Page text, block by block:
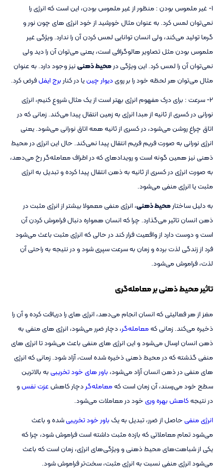
1- غیر ملموس بودن : منظور از غیر ملموس بودن، این است که انرژی را
نمی‌توان لمس کرد. به عنوان مثال خورشید از خود انرژی های چون نور و
گرما تولید می‌کند، ولی انسان توانایی لمس کردن آن را ندارد. ویژگی غیر
ملموس بودن مثل تصاویر هالوگرافی است، یعنی می‌توان آن را دید ولی
نمی‌توان آن را لمس کرد. این ویژگی درمحیط ذهنینیز وجود دارد. به عنوان
مثال می‌توان هر لحظه خود را بر رویدیوار چینیا در کناربرج ایفلفرض کرد.
2- سرعت : برای درک مفهوم انرژی بهتر است از یک مثال شروع کنیم، انرژی
نورانی در کسری از ثانیه از مبدا انرژی به زمین انتقال پیدا می‌کند. زمانی که در
اتاق چراغ روشن می‌شود، در کسری از ثانیه همه اتاق نورانی می‌شود. یعنی
انرژی نورانی به صورت فریم فریم انتقال پیدا نمی‌کند. حال این انرژی در محیط
ذهنی نیز همین گونه است و رویدادهای که در اطراف معامله‌گر رخ می‌دهد،
به صورت انرژی در کسری از ثانیه به ذهن انتقال پیدا کرده و تبدیل به انرژی
مثبت یا انرژی منفی می‌شود.
به دلیل ساختارمحیط ذهنی، انرژی منفی معمولا بیشتر از انرژی مثبت در
ذهن انسان تاثیر می‌گذارد. چرا که انسان همواره دنبال فراموش کردن آن
است و دوست دارد از واقعیت فرار کند در حالی که انرژی مثبت باعث می‌شود
فرد از زندگی لذت برده و زمان به سرعت سپری شود و در نتیجه به راحتی آن
لذت، فراموش می‌شود.
تاثیر محیط ذهنی بر معامله‌گری
مغز از هر فعالیتی که انسان انجام می‌دهد، انرژی های را دریافت کرده و آن را
ذخیره می‌کند. زمانی کهمعامله‌گر، دچار ضرر می‌شود، انرژی های منفی به
ذهن انسان ارسال می‌شود و این انرژی های منفی باعث می‌شود تا انرژی های
منفی گذشته که در محیط ذهنی ذخیره شده است، آزاد شود. زمانی که انرژی
های منفی در ذهن انسان آزاد می‌شود، باور های خود تخریبی به بالاترین
سطح خود می‌رسند، آن زمان است کهمعامله‌گردچار کاهش عزت نفسو
در نتیجهکاهش بهره وری خود در معاملات می‌شود.
انرژی منفی حاصل از ضرر، تبدیل به یک باور خود تخریبیشده و باعث
می‌شود تمام معاملاتی که بازده مثبت داشته است فراموش شود، چرا که
یکی از شباهت‌های محیط ذهنی و ویژگی‌های انرژی، زمان است که باعث
می‌شود انرژی منفی نسبت به انرژی مثبت، سخت‌تر فراموش شود.